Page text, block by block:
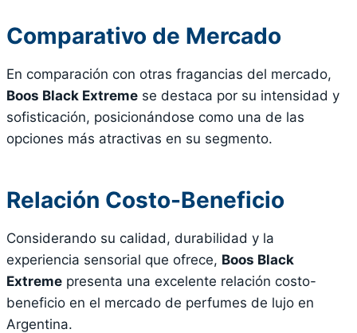
Comparativo de Mercado
En comparación con otras fragancias del mercado,
Boos Black Extreme se destaca por su intensidad y
sofisticación, posicionándose como una de las
opciones más atractivas en su segmento.
Relación Costo-Beneficio
Considerando su calidad, durabilidad y la
experiencia sensorial que ofrece, Boos Black
Extreme presenta una excelente relación costo-
beneficio en el mercado de perfumes de lujo en
Argentina.